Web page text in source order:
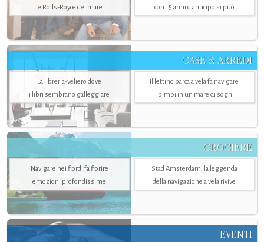
le Rolls-Royce del mare
con 15 anni d'anticipo si può
CASE & ARREDI
La libreria-veliero dove
i libri sembrano galleggiare
Il lettino barca a vela fa navigare
i bimbi in un mare di sogni
CROCIERE
Navigare nei fiordi fa fiorire
emozioni profondissime
Stad Amsterdam, la leggenda
della navigazione a vela rivive
EVENTI